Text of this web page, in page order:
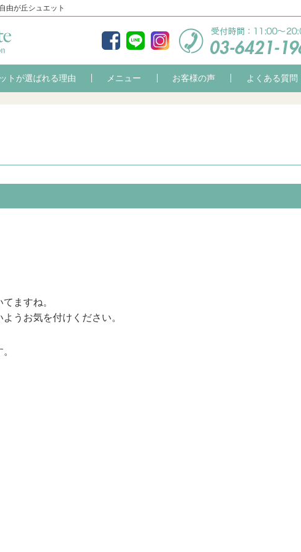
由が丘シュエット
トが選ばれる理由 メニュー お客様の声 よくある質問
ますね。
うお気を付けください。